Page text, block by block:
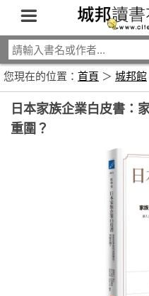
您現在的位置： 首頁 ＞ 城邦館
日本家族企業白皮書：
重圍？